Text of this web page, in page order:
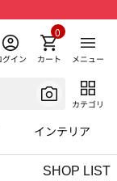
グイン カート
0
メニュー
カテゴリ
インテリア
SHOP LIST